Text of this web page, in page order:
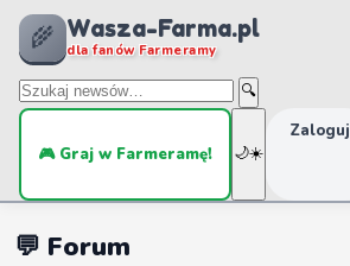
🌾 Wasza-Farma.pl
dla fanów Farmeramy
🔍
🎮 Graj w Farmeramę! 🌙☀️
Zaloguj
💬 Forum